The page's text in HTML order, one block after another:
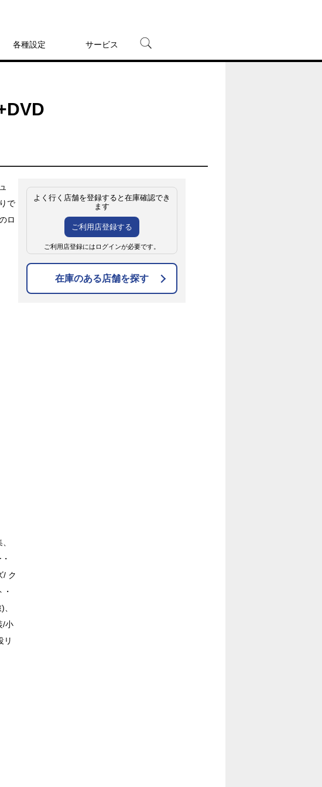
各種設定 サービス
で
ロ
/ ク
/小
リ
よく行く店舗を登録すると在庫確認でき
ます
ご利用店登録する
ご利用店登録にはログインが必要です。
在庫のある店舗を探す